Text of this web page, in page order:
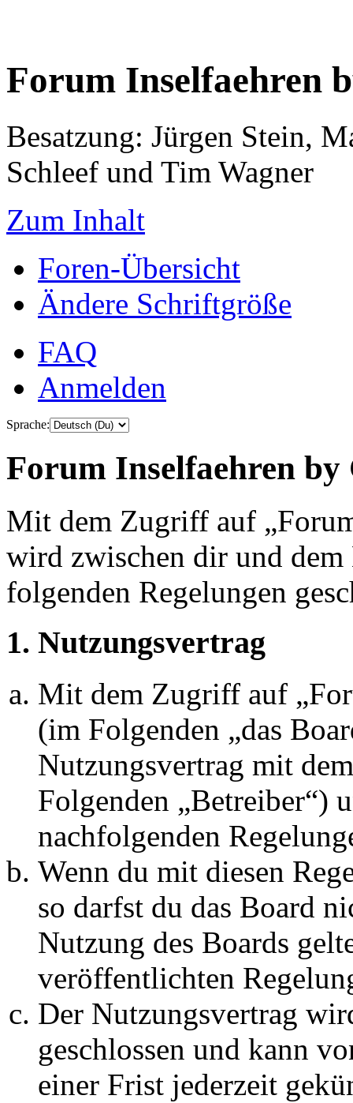
Forum Inselfaehren
Besatzung: Jürgen Stein,
Schleef und Tim Wagner
Zum Inhalt
Foren-Übersicht
Ändere Schriftgröße
FAQ
Anmelden
Sprache:
Forum Inselfaehren
Mit dem Zugriff auf
wird zwischen dir und
folgenden Regelungen
1. Nutzungsvertrag
Mit dem Zugriff auf
(im Folgenden „das
Nutzungsvertrag mit
Folgenden „Betreiber“)
nachfolgenden
Wenn du mit diesen
so darfst du das Board
Nutzung des Boards
veröffentlichten
Der Nutzungsvertrag
geschlossen und kann
einer Frist jederzeit